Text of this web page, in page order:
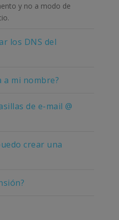
y no a modo de
los DNS del
a mi nombre?
de e-mail @
crear una